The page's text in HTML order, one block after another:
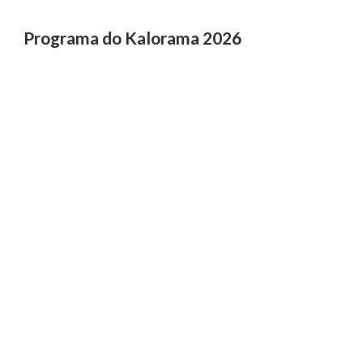
Programa do Kalorama 2026